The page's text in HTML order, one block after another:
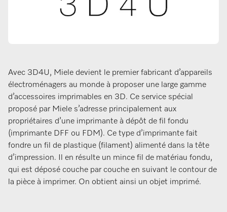
Avec 3D4U, Miele devient le premier fabricant d’appareils
électroménagers au monde à proposer une large gamme
d’accessoires imprimables en 3D. Ce service spécial
proposé par Miele s’adresse principalement aux
propriétaires d’une imprimante à dépôt de fil fondu
(imprimante DFF ou FDM). Ce type d’imprimante fait
fondre un fil de plastique (filament) alimenté dans la tête
d’impression. Il en résulte un mince fil de matériau fondu,
qui est déposé couche par couche en suivant le contour de
la pièce à imprimer. On obtient ainsi un objet imprimé.